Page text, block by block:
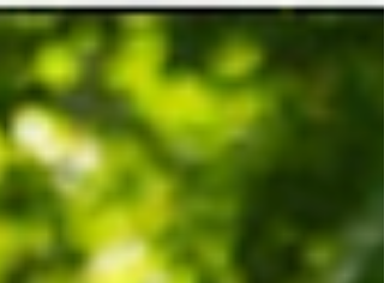
вълнуват и които обичаш да...